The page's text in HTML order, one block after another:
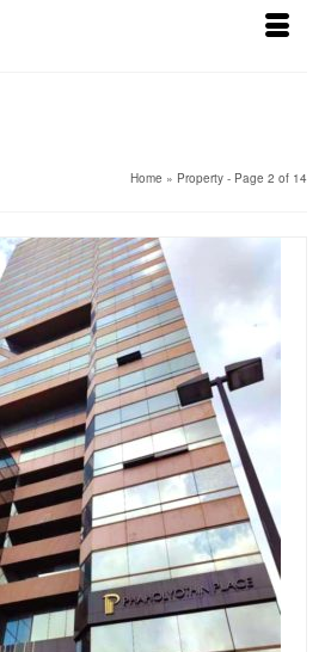
Home » Property - Page 2 of 14